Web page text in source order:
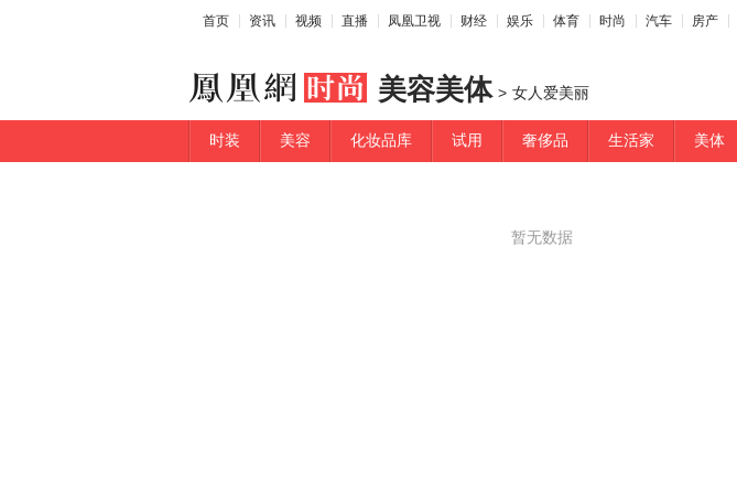
首页 资讯 视频 直播 凤凰卫视 财经 娱乐 体育 时尚 汽车 房产
美容美体 > 女人爱美丽
时装 美容 化妆品库 试用 奢侈品 生活家 美体
暂无数据